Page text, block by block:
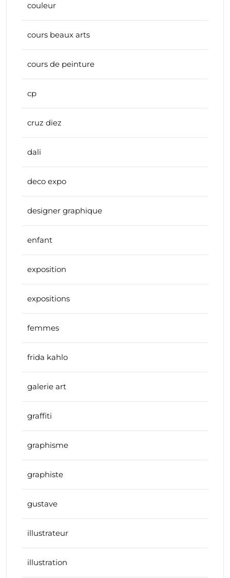
couleur
cours beaux arts
cours de peinture
cp
cruz diez
dali
deco expo
designer graphique
enfant
exposition
expositions
femmes
frida kahlo
galerie art
graffiti
graphisme
graphiste
gustave
illustrateur
illustration